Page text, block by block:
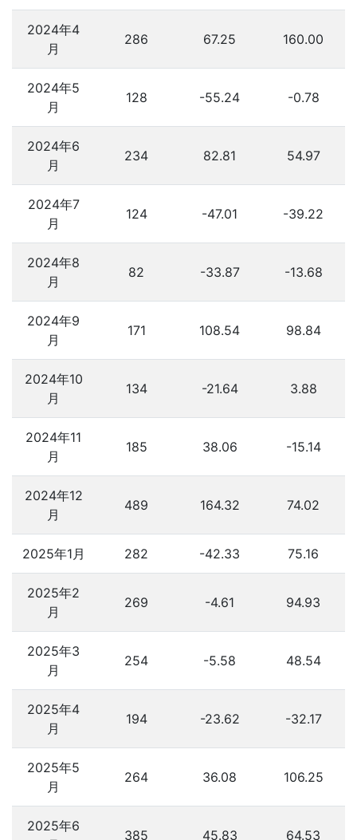
2024年4
月
286 67.25 160.00
2024年5
月
128 -55.24 -0.78
2024年6
月
234 82.81 54.97
2024年7
月
124 -47.01 -39.22
2024年8
月
82 -33.87 -13.68
2024年9
月
171 108.54 98.84
2024年10
月
134 -21.64 3.88
2024年11
月
185 38.06 -15.14
2024年12
月
489 164.32 74.02
2025年1月 282 -42.33 75.16
2025年2
月
269 -4.61 94.93
2025年3
月
254 -5.58 48.54
2025年4
月
194 -23.62 -32.17
2025年5
月
264 36.08 106.25
2025年6
385 45.83 64.53